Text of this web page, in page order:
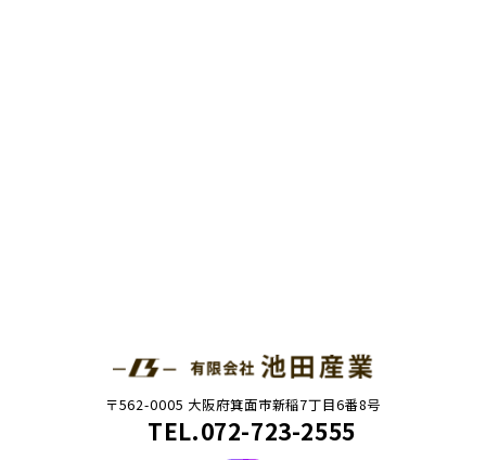
〒562-0005 大阪府箕面市新稲7丁目6番8号
TEL.072-723-2555